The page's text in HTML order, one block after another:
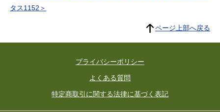
タス1152＞
ページ上部へ戻る
プライバシーポリシー
よくある質問
特定商取引に関する法律に基づく表記